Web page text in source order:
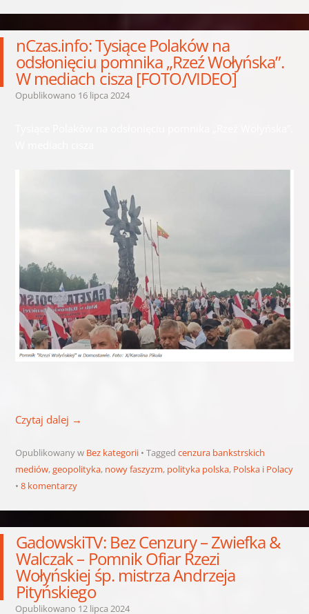
nCzas.info: Tysiące Polaków na
odsłonięciu pomnika „Rzeź Wołyńska”.
W mediach cisza [FOTO/VIDEO]
Opublikowano 16 lipca 2024
Czytaj dalej →
Opublikowany w Bez kategorii Tagged cenzura bankstrskich
mediów,geopolityka, nowy faszyzm, polityka polska, Polska i Polacy
8 komentarzy
GadowskiTV: Bez Cenzury – Zwiefka &
Walczak – Pomnik Ofiar Rzezi
Wołyńskiej śp. mistrza Andrzeja
Pityńskiego
Opublikowano 12 lipca 2024